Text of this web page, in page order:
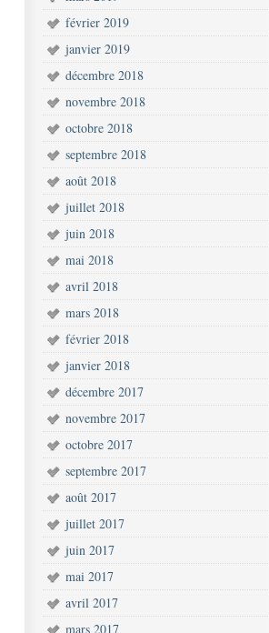
février 2019
janvier 2019
décembre 2018
novembre 2018
octobre 2018
septembre 2018
août 2018
juillet 2018
juin 2018
mai 2018
avril 2018
mars 2018
février 2018
janvier 2018
décembre 2017
novembre 2017
octobre 2017
septembre 2017
août 2017
juillet 2017
juin 2017
mai 2017
avril 2017
mars 2017